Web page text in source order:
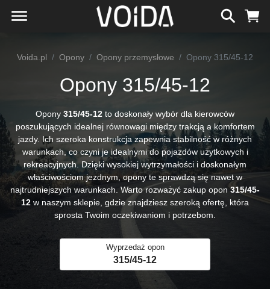
Voida.pl Opony Opony przemysłowe Opony 315/45-12
Opony 315/45-12
Opony 315/45-12 to doskonały wybór dla kierowców
poszukujących idealnej równowagi między trakcją a komfortem
jazdy. Ich szeroka konstrukcja zapewnia stabilność w różnych
warunkach, co czyni je idealnymi do pojazdów użytkowych i
rekreacyjnych. Dzięki wysokiej wytrzymałości i doskonałym
właściwościom jezdnym, opony te sprawdzą się nawet w
najtrudniejszych warunkach. Warto rozważyć zakup opon315/45-
12 w naszym sklepie, gdzie znajdziesz szeroką ofertę, która
sprosta Twoim oczekiwaniom i potrzebom.
Wyprzedaż opon
315/45-12